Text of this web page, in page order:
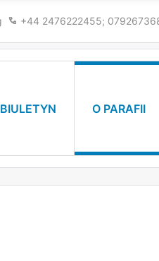
+44 2476222455;
BIULETYN O PARAFII